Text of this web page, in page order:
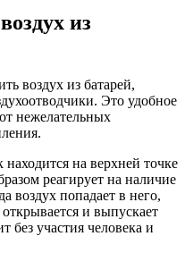
из
воздух из батарей,
Это удобное
нежелательных
на верхней точке
реагирует на наличие
воздух попадает в него,
и выпускает
без участия человека и